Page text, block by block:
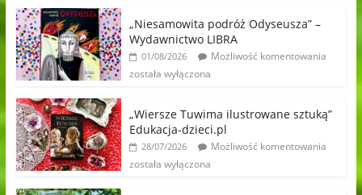
„Niesamowita podróż Odyseusza” –
Wydawnictwo LIBRA
01/08/2026
Możliwość komentowania
została wyłączona
„Wiersze Tuwima ilustrowane sztuką”
Edukacja-dzieci.pl
28/07/2026
Możliwość komentowania
została wyłączona